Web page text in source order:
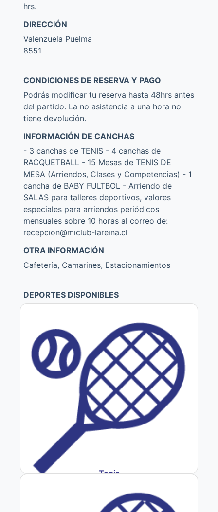
hrs.
DIRECCIÓN
Valenzuela Puelma
8551
CONDICIONES DE RESERVA Y PAGO
Podrás modificar tu reserva hasta 48hrs antes
del partido. La no asistencia a una hora no
tiene devolución.
INFORMACIÓN DE CANCHAS
- 3 canchas de TENIS - 4 canchas de
RACQUETBALL - 15 Mesas de TENIS DE
MESA (Arriendos, Clases y Competencias) - 1
cancha de BABY FULTBOL - Arriendo de
SALAS para talleres deportivos, valores
especiales para arriendos periódicos
mensuales sobre 10 horas al correo de:
recepcion@miclub-lareina.cl
OTRA INFORMACIÓN
Cafetería, Camarines, Estacionamientos
DEPORTES DISPONIBLES
Tenis